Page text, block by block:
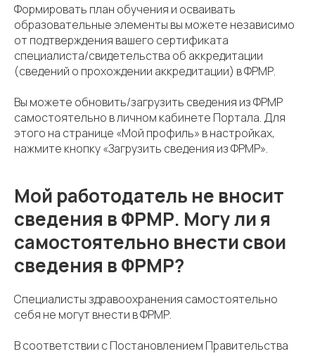
Формировать план обучения и осваивать
образовательные элементы вы можете независимо
от подтверждения вашего сертификата
специалиста/свидетельства об аккредитации
(сведений о прохождении аккредитации) в ФРМР.
Вы можете обновить/загрузить сведения из ФРМР
самостоятельно в личном кабинете Портала. Для
этого на странице «Мой профиль» в настройках,
нажмите кнопку «Загрузить сведения из ФРМР».
Мой работодатель не вносит
сведения в ФРМР. Могу ли я
самостоятельно внести свои
сведения в ФРМР?
Специалисты здравоохранения самостоятельно
себя не могут внести в ФРМР.
В соответствии с Постановлением Правительства